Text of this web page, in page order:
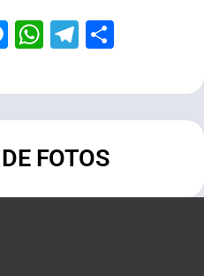
Messenger
WhatsApp
Telegram
FOTOS